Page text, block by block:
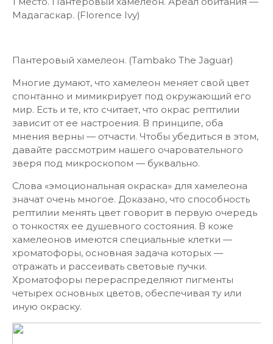
Мадагаскар. (Florence Ivy)
Пантеровый хамелеон. (Tambako The Jaguar)
Многие думают, что хамелеон меняет свой цвет
спонтанно и мимикрирует под окружающий его
мир. Есть и те, кто считает, что окрас рептилии
зависит от ее настроения. В принципе, оба
мнения верны — отчасти. Чтобы убедиться в этом,
давайте рассмотрим нашего очаровательного
зверя под микроскопом — буквально.
Слова «эмоциональная окраска» для хамелеона
значат очень многое. Доказано, что способность
рептилии менять цвет говорит в первую очередь
о тонкостях ее душевного состояния. В коже
хамелеонов имеются специальные клетки —
хроматофоры, основная задача которых —
отражать и рассеивать световые пучки.
Хроматофоры перераспределяют пигменты
четырех основных цветов, обеспечивая ту или
иную окраску.